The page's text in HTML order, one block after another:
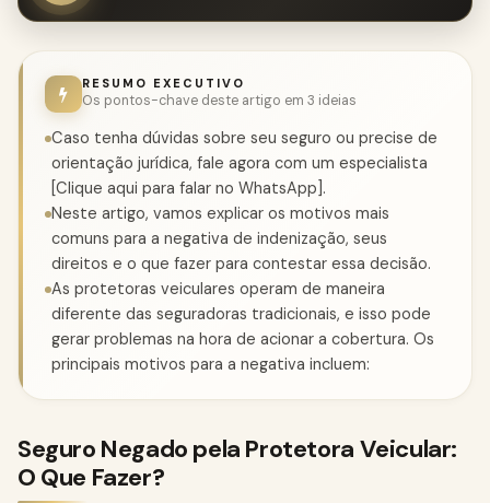
RESUMO EXECUTIVO
Os pontos-chave deste artigo em 3 ideias
Caso tenha dúvidas sobre seu seguro ou precise de
orientação jurídica, fale agora com um especialista
[Clique aqui para falar no WhatsApp].
Neste artigo, vamos explicar os motivos mais
comuns para a negativa de indenização, seus
direitos e o que fazer para contestar essa decisão.
As protetoras veiculares operam de maneira
diferente das seguradoras tradicionais, e isso pode
gerar problemas na hora de acionar a cobertura. Os
principais motivos para a negativa incluem:
Seguro Negado pela Protetora Veicular:
O Que Fazer?